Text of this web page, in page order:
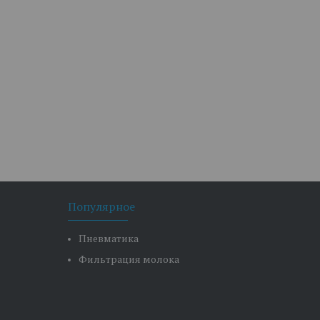
Популярное
Пневматика
Фильтрация молока